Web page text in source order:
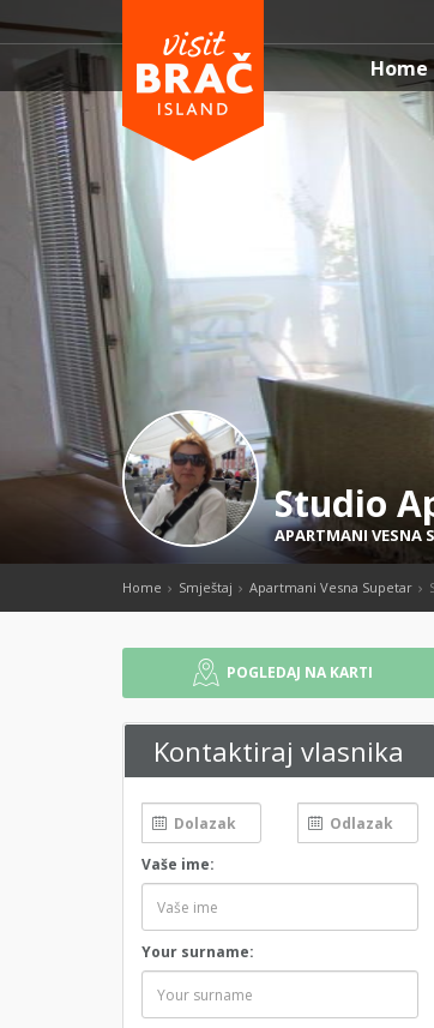
Home
Studio
APARTMANI VESNA
Home Smještaj Apartmani Vesna Supetar
POGLEDAJ NA KARTI
Kontaktiraj vlasnika
Vaše ime:
Your surname: